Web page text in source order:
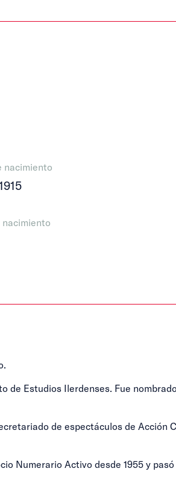
nacimiento
nacimiento
de Estudios Ilerdenses. Fue
de espectáculos de Acción
Numerario Activo desde 1955 y